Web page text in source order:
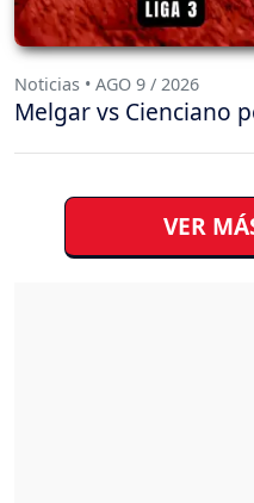
Noticias • AGO 9 / 2026
Melgar vs Cienciano
VER